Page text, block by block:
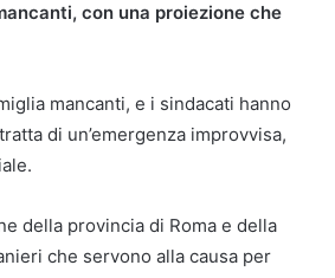
con una proiezione che
mancanti, e i sindacati hanno
di un’emergenza improvvisa,
della provincia di Roma e della
che servono alla causa per